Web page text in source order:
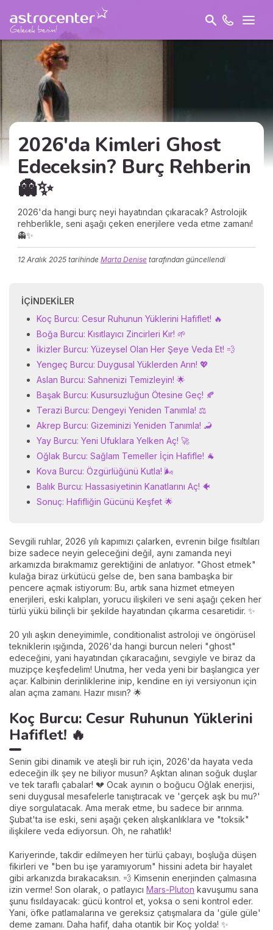
2026'da Kimleri Ghost
Edeceksin? Burç Rehberin
👻✨
2026'da hangi burç neyi hayatından çıkaracak? Astrolojik
rehberlikle, seni aşağı çeken enerjilere veda etme zamanı!
👻✨
12 Aralık 2025 tarihinde Marta Denise tarafından güncellendi
İÇINDEKILER
Koç Burcu: Cesur Ruhunun Yüklerini Hafiflet! 🔥
Boğa Burcu: Kısıtlayıcı Zincirleri Kır! 🌱
İkizler Burcu: Yüzeysel Olan Her Şeye Veda Et! 💨
Yengeç Burcu: Duygusal Yüklerden Arın! 💖
Aslan Burcu: Sahnenizi Temizleyin! 🌟
Başak Burcu: Kusursuzluğun Ötesine Geç! 🍂
Terazi Burcu: Dengeyi Yeniden Tanımla! ⚖️
Akrep Burcu: Gizeminizi Yeniden Tanımla! 🦂
Yay Burcu: Yeni Ufuklara Yelken Aç! 🚀
Oğlak Burcu: Sağlam Temeller İçin Hafifle! 🐐
Kova Burcu: Özgürlüğünü Kutla! 🌬️
Balık Burcu: Hassasiyetinin Kanatlarını Aç! 🐠
Sonuç: Hafifliğin Gücünü Keşfet 🌟
Sevgili ruhlar, 2026 yılı kapımızı çalarken, evrenin bilge fısıltıları
bize sadece neyin geleceğini değil, aynı zamanda neyi
arkamızda bırakmamız gerektiğini de anlatıyor. "Ghost etmek"
kulağa biraz ürkütücü gelse de, ben sana bambaşka bir
pencere açmak istiyorum: Bu, artık sana hizmet etmeyen
enerjileri, eski kalıpları, yorucu ilişkileri ve seni aşağı çeken her
türlü yükü bilinçli bir şekilde hayatından çıkarma cesaretidir. ✨
20 yılı aşkın deneyimimle, conditionalist astroloji ve öngörüsel
tekniklerin ışığında, 2026'da hangi burcun neleri "ghost"
edeceğini, yani hayatından çıkaracağını, sevgiyle ve biraz da
muzipçe keşfedelim! Unutma, her veda yeni bir başlangıca yer
açar. Kalbinin derinliklerine inip, kendine en iyi versiyonun için
alan açma zamanı. Hazır mısın? 🌟
Koç Burcu: Cesur Ruhunun Yüklerini
Hafiflet! 🔥
Senin gibi dinamik ve ateşli bir ruh için, 2026'da hayata veda
edeceğin ilk şey ne biliyor musun? Aşktan alınan soğuk duşlar
ve tek taraflı çabalar! 💔 Ocak ayının o boğucu Oğlak enerjisi,
seni duygusal mesafelerle tanıştıracak ve 'gerçek aşk bu mu?'
diye sorgulatacak. Ama merak etme, bu sadece bir arınma.
Şubat'ta ise eski, seni aşağı çeken alışkanlıklara ve "toksik"
ilişkilere veda ediyorsun. Oh, ne rahatlık!
Kariyerinde, takdir edilmeyen her türlü çabayı, boşluğa düşen
fikirleri ve "ben bu işe yaramıyorum" hissini adeta bir hayalet
gibi arkanızda bırakacaksın. 💨 Kimsenin enerjinden çalmasına
izin verme! Son olarak, o patlayıcı Mars-Pluton kavuşumu sana
şunu fısıldayacak: gücü kontrol et, yoksa o seni kontrol eder.
Yani, öfke patlamalarına ve gereksiz çatışmalara da 'güle güle'
deme zamanı. Daha hafif, daha otantik bir Koç yolda! ✨